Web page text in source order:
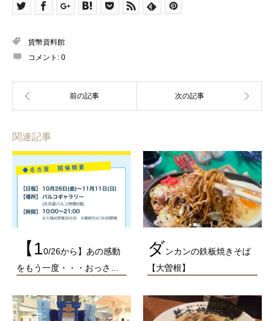
貨幣資料館
コメント: 0
関連記事
【10/26から】あの感動
をもう一度・・・おっさ…
ダンカンの鉄板焼きそば
【大曽根】